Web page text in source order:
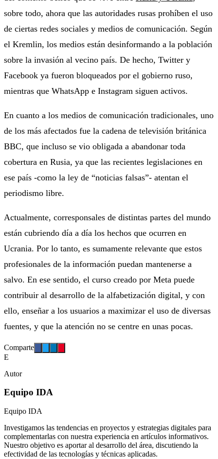
sobre todo, ahora que las autoridades rusas prohíben el uso
de ciertas redes sociales y medios de comunicación. Según
el Kremlin, los medios están desinformando a la población
sobre la invasión al vecino país. De hecho, Twitter y
Facebook ya fueron bloqueados por el gobierno ruso,
mientras que WhatsApp e Instagram siguen activos.
En cuanto a los medios de comunicación tradicionales, uno
de los más afectados fue la cadena de televisión británica
BBC, que incluso se vio obligada a abandonar toda
cobertura en Rusia, ya que las recientes legislaciones en
ese país -como la ley de “noticias falsas”- atentan el
periodismo libre.
Actualmente, corresponsales de distintas partes del mundo
están cubriendo día a día los hechos que ocurren en
Ucrania. Por lo tanto, es sumamente relevante que estos
profesionales de la información puedan mantenerse a
salvo. En ese sentido, el curso creado por Meta puede
contribuir al desarrollo de la alfabetización digital, y con
ello, enseñar a los usuarios a maximizar el uso de diversas
fuentes, y que la atención no se centre en unas pocas.
Comparte
E
Autor
Equipo IDA
Equipo IDA
Investigamos las tendencias en proyectos y estrategias digitales para
complementarlas con nuestra experiencia en artículos informativos.
Nuestro objetivo es aportar al desarrollo del área, discutiendo la
efectividad de las tecnologías y técnicas aplicadas.